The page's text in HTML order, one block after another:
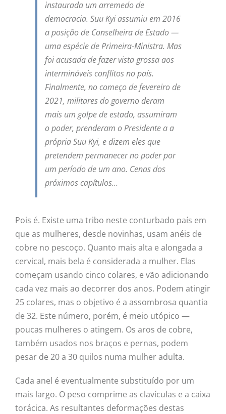
instaurada um arremedo de
democracia. Suu Kyi assumiu em 2016
a posição de Conselheira de Estado —
uma espécie de Primeira-Ministra. Mas
foi acusada de fazer vista grossa aos
intermináveis conflitos no país.
Finalmente, no começo de fevereiro de
2021, militares do governo deram
mais um golpe de estado, assumiram
o poder, prenderam o Presidente a a
própria Suu Kyi, e dizem eles que
pretendem permanecer no poder por
um período de um ano. Cenas dos
próximos capítulos…
Pois é. Existe uma tribo neste conturbado país em
que as mulheres, desde novinhas, usam anéis de
cobre no pescoço. Quanto mais alta e alongada a
cervical, mais bela é considerada a mulher. Elas
começam usando cinco colares, e vão adicionando
cada vez mais ao decorrer dos anos. Podem atingir
25 colares, mas o objetivo é a assombrosa quantia
de 32. Este número, porém, é meio utópico —
poucas mulheres o atingem. Os aros de cobre,
também usados nos braços e pernas, podem
pesar de 20 a 30 quilos numa mulher adulta.
Cada anel é eventualmente substituído por um
mais largo. O peso comprime as clavículas e a caixa
torácica. As resultantes deformações destas